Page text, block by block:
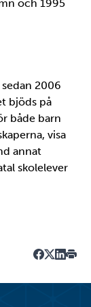
och 1995
2006
bjöds på
både barn
visa
annat
skolelever